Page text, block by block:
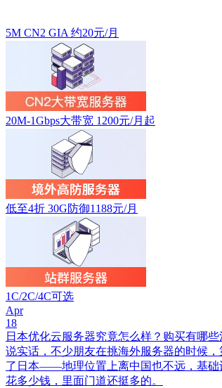
5M CN2 GIA 约20元/月
20M-1Gbps大带宽 1200元/月起
低至4折 30G防御1188元/月
1C/2C/4C可选
Apr
18
日本优化云服务器究竟怎么样？购买有哪些
说实话，不少朋友在挑海外服务器的时候
了日本——地理位置上离中国也不远，基础
花多少钱，里面门道还挺多的。